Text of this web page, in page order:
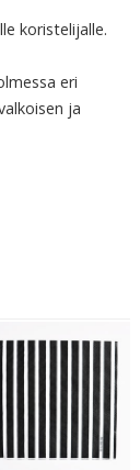
koristelijalle.
eri
ja